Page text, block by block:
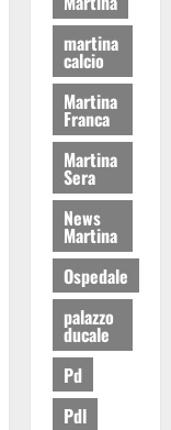
martina
calcio
Martina
Franca
Martina
Sera
News
Martina
Ospedale
palazzo
ducale
Pd
Pdl